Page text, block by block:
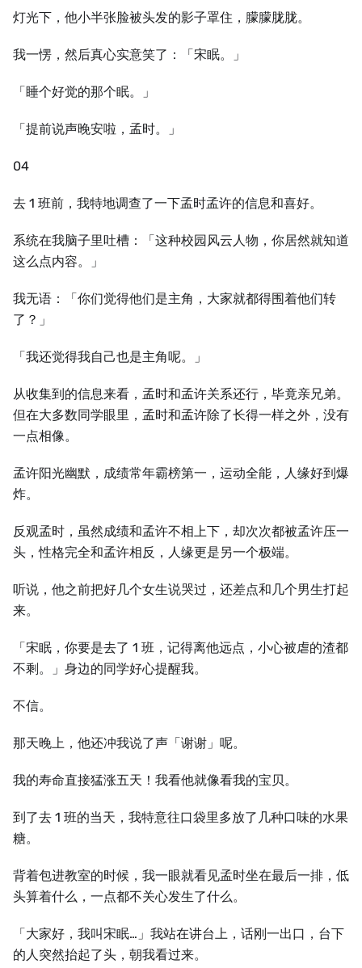
灯光下，他小半张脸被头发的影子罩住，朦朦胧胧。
我一愣，然后真心实意笑了：「宋眠。」
「睡个好觉的那个眠。」
「提前说声晚安啦，孟时。」
04
去 1 班前，我特地调查了一下孟时孟许的信息和喜好。
系统在我脑子里吐槽：「这种校园风云人物，你居然就知道
这么点内容。」
我无语：「你们觉得他们是主角，大家就都得围着他们转
了？」
「我还觉得我自己也是主角呢。」
从收集到的信息来看，孟时和孟许关系还行，毕竟亲兄弟。
但在大多数同学眼里，孟时和孟许除了长得一样之外，没有
一点相像。
孟许阳光幽默，成绩常年霸榜第一，运动全能，人缘好到爆
炸。
反观孟时，虽然成绩和孟许不相上下，却次次都被孟许压一
头，性格完全和孟许相反，人缘更是另一个极端。
听说，他之前把好几个女生说哭过，还差点和几个男生打起
来。
「宋眠，你要是去了 1 班，记得离他远点，小心被虐的渣都
不剩。」身边的同学好心提醒我。
不信。
那天晚上，他还冲我说了声「谢谢」呢。
我的寿命直接猛涨五天！我看他就像看我的宝贝。
到了去 1 班的当天，我特意往口袋里多放了几种口味的水果
糖。
背着包进教室的时候，我一眼就看见孟时坐在最后一排，低
头算着什么，一点都不关心发生了什么。
「大家好，我叫宋眠…」我站在讲台上，话刚一出口，台下
的人突然抬起了头，朝我看过来。